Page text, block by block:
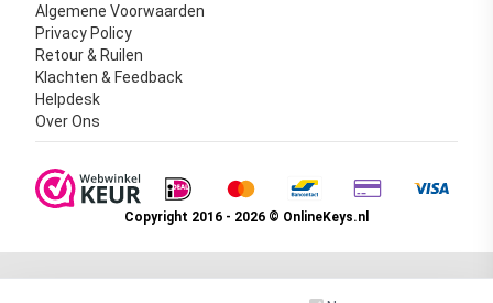
Algemene Voorwaarden
Privacy Policy
Retour & Ruilen
Klachten & Feedback
Helpdesk
Over Ons
Copyright 2016 - 2026 © OnlineKeys.nl